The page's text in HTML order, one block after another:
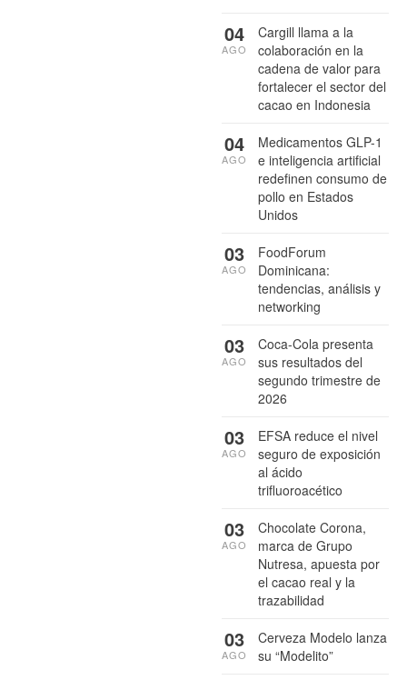
Cargill llama a la
colaboración en la
cadena de valor para
fortalecer el sector del
cacao en Indonesia
04
AGO
Medicamentos GLP-1
e inteligencia artificial
redefinen consumo de
pollo en Estados
Unidos
04
AGO
FoodForum
Dominicana:
tendencias, análisis y
networking
03
AGO
Coca-Cola presenta
sus resultados del
segundo trimestre de
2026
03
AGO
EFSA reduce el nivel
seguro de exposición
al ácido
trifluoroacético
03
AGO
Chocolate Corona,
marca de Grupo
Nutresa, apuesta por
el cacao real y la
trazabilidad
03
AGO
Cerveza Modelo lanza
su “Modelito”
03
AGO